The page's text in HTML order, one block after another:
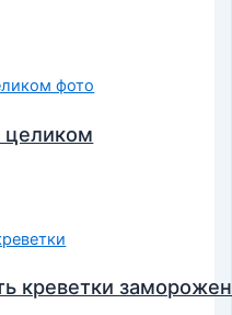
целиком
креветки